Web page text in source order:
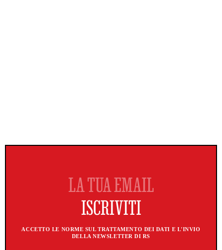
ACCETTO LE NORME SUL TRATTAMENTO DEI DATI E L'INVIO
DELLA NEWSLETTER DI RS